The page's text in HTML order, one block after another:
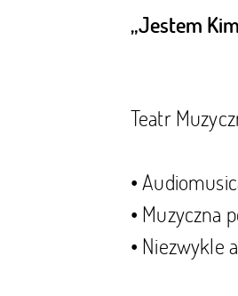
„Jestem
Teatr
•
• Muzyczna
• Niezwykle